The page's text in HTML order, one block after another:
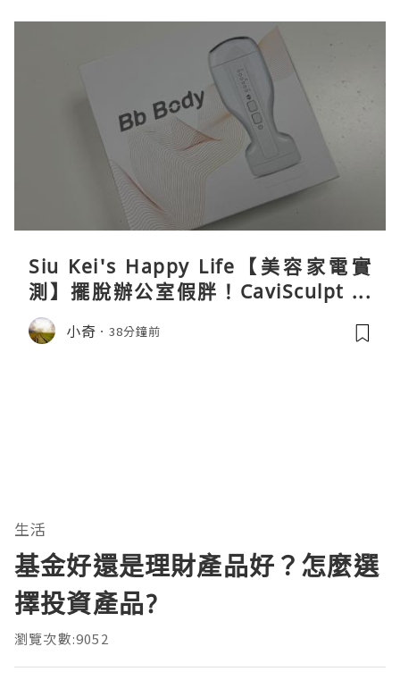
Siu Kei's Happy Life【美容家電實
測】擺脫辦公室假胖！CaviSculpt 新
一代72W高能超聲波體雕儀親身試用＆
真實評價
小奇 38分鐘前
生活
基金好還是理財產品好？怎麼選
擇投資產品?
瀏覽次數:9052